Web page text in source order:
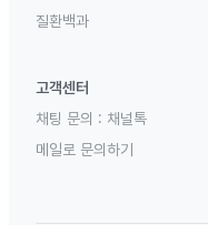
질환백과
고객센터
채팅 문의 : 채널톡
메일로 문의하기